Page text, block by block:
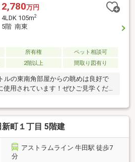
2,780万円
4LDK 105m2
5階 南東
所有権
ペット相談可
2階以上 間取り図有り
ルの東南角部屋からの眺めは良好で
使用されています！ぜひご見学くだ
町１丁目 5階建
アストラムライン 牛田駅 徒歩7
分